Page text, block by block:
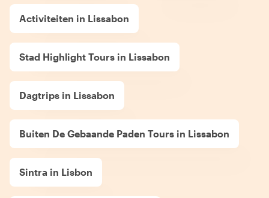
Activiteiten in Lissabon
Stad Highlight Tours in Lissabon
Dagtrips in Lissabon
Buiten De Gebaande Paden Tours in Lissabon
Sintra in Lisbon